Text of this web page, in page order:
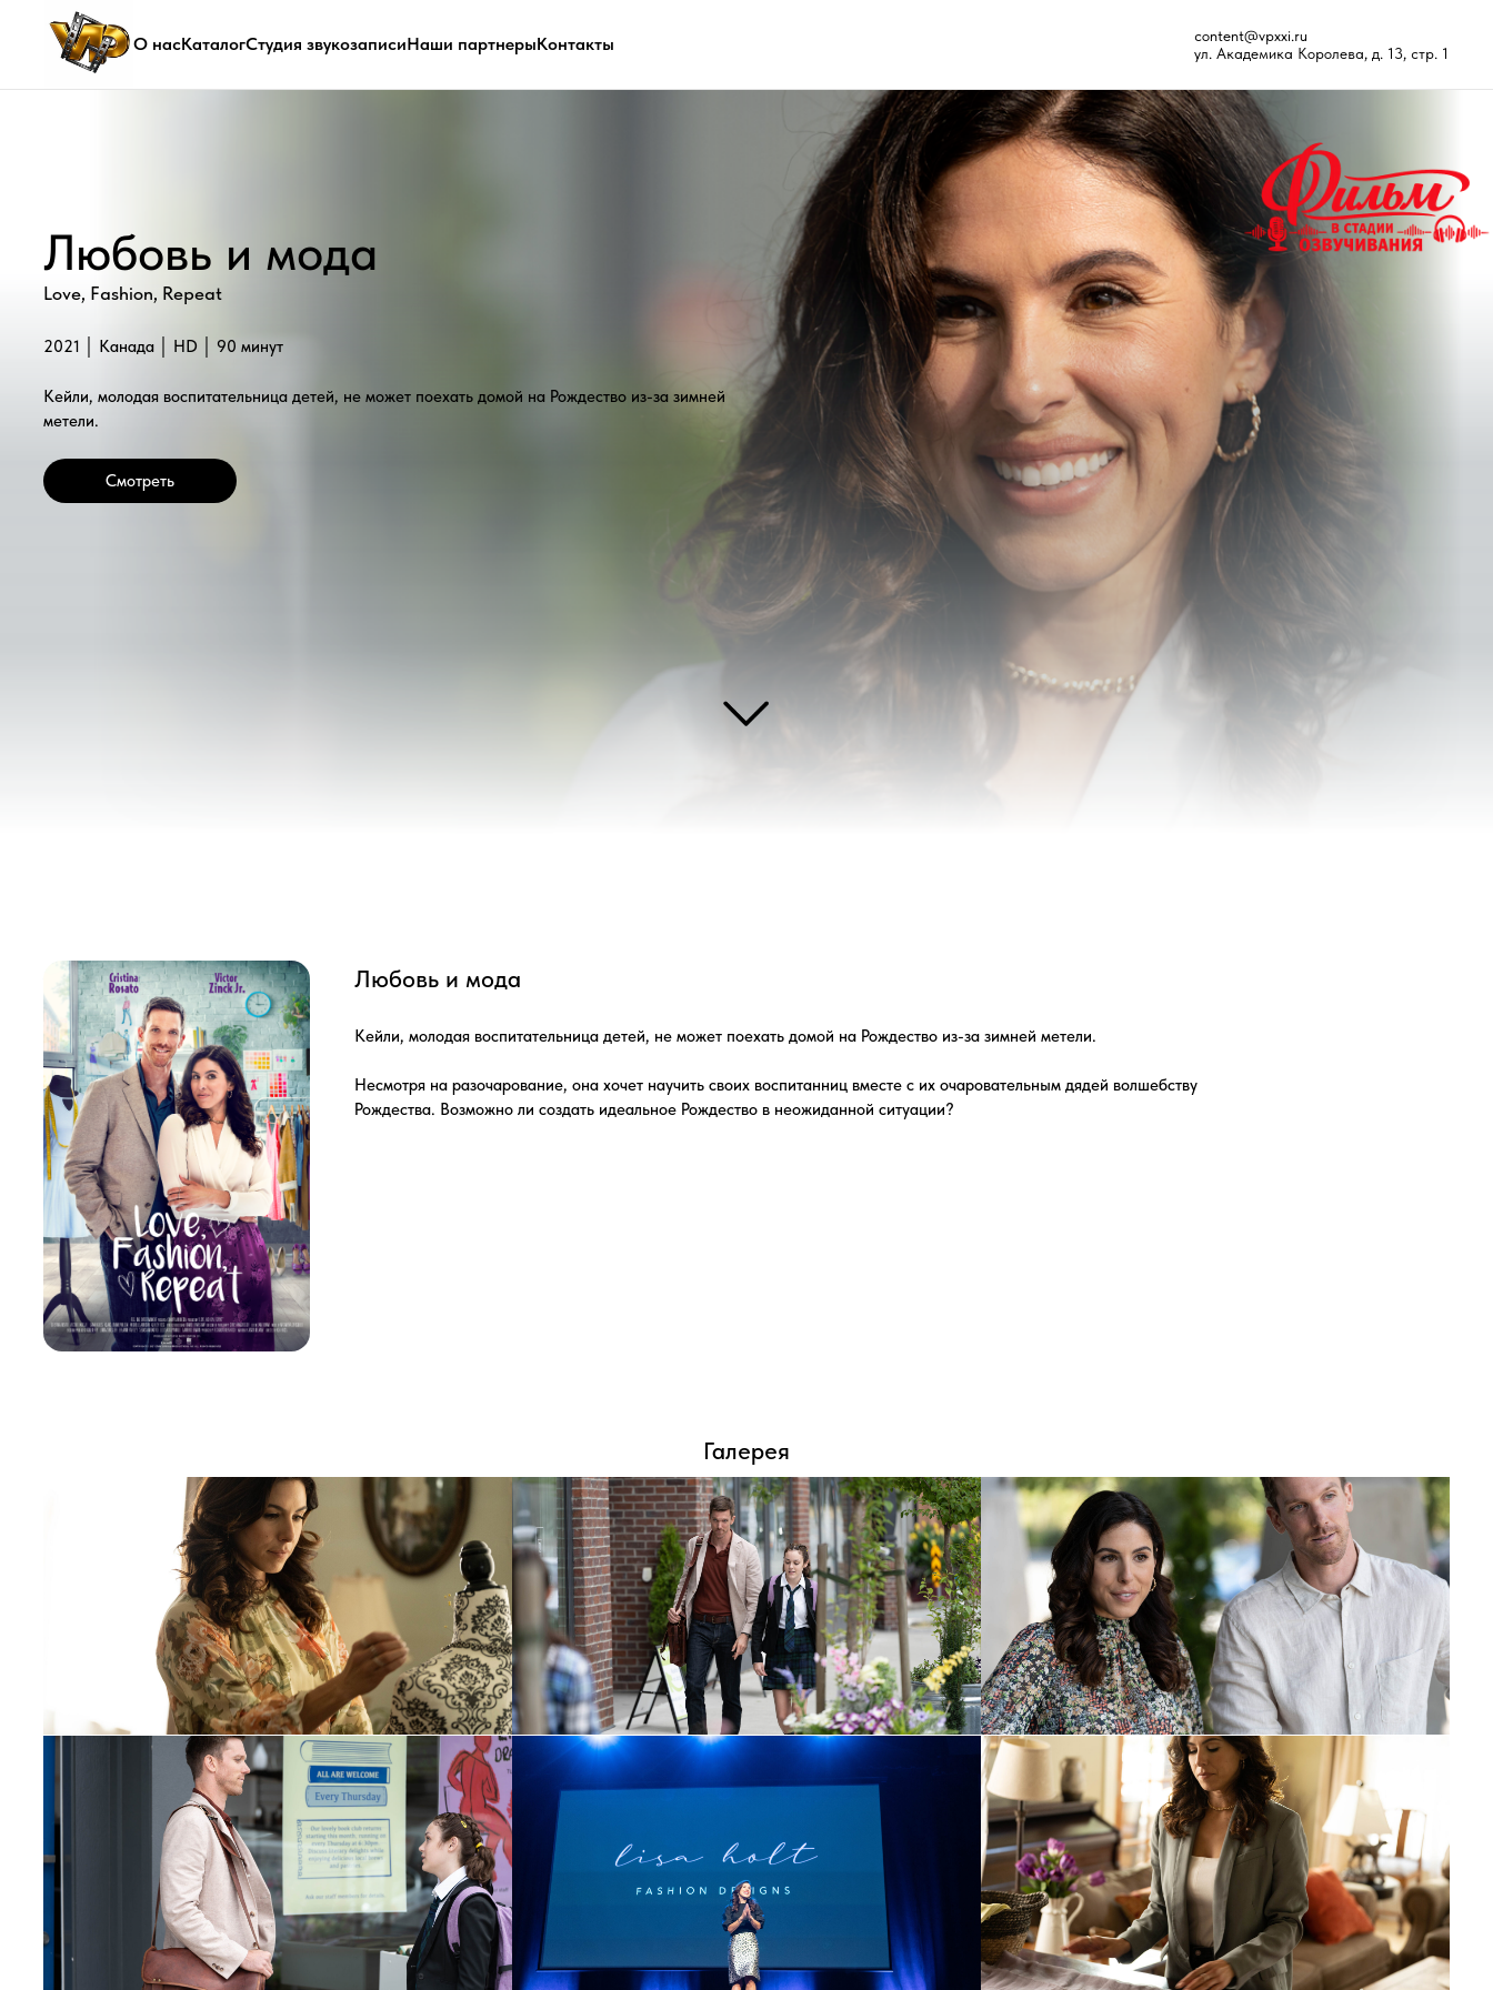
О насКаталогСтудия звукозаписиНаши партнерыКонтакты
content@vpxxi.ru
ул. Академика Королева, д. 13, стр. 1
Любовь и мода
Love, Fashion, Repeat
2021 │ Канада │ HD │ 90 минут
Кейли, молодая воспитательница детей, не может поехать домой на Рождество из-за зимней
Смотреть
Несмотря на разочарование, она хочет научить своих воспитанниц вместе с их очаровательным дядей волшебству
Рождества. Возможно ли создать идеальное Рождество в неожиданной ситуации?